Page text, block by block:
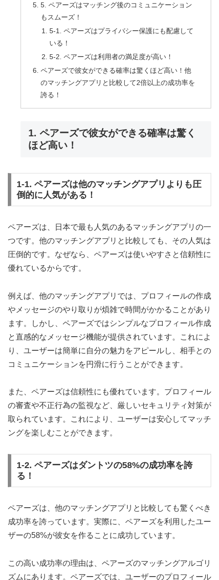
5. ペアーズはマッチング後のコミュニケーション
もスムーズ！
5-1. ペアーズはプライバシー保護にも配慮して
いる！
5-2. ペアーズは利用者の満足度が高い！
ペアーズで彼女ができる確率は驚くほど高い！他
のマッチングアプリと比較して2倍以上の成功率を
誇る！
1. ペアーズで彼女ができる確率は驚く
ほど高い！
1-1. ペアーズは他のマッチングアプリよりも圧
倒的に人気がある！
ペアーズは、日本で最も人気のあるマッチングアプリの一
つです。他のマッチングアプリと比較しても、その人気は
圧倒的です。なぜなら、ペアーズは使いやすさと信頼性に
優れているからです。
例えば、他のマッチングアプリでは、プロフィールの作成
やメッセージのやり取りが煩雑で時間がかかることがあり
ます。しかし、ペアーズではシンプルなプロフィール作成
と直感的なメッセージ機能が提供されています。これによ
り、ユーザーは簡単に自分の魅力をアピールし、相手との
コミュニケーションを円滑に行うことができます。
また、ペアーズは信頼性にも優れています。プロフィール
の審査や不正行為の監視など、厳しいセキュリティ対策が
取られています。これにより、ユーザーは安心してマッチ
ングを楽しむことができます。
1-2. ペアーズはダントツの58%の成功率を誇
る！
ペアーズは、他のマッチングアプリと比較しても驚くべき
成功率を誇っています。実際に、ペアーズを利用したユー
ザーの58%が彼女を作ることに成功しています。
この高い成功率の理由は、ペアーズのマッチングアルゴリ
ズムにあります。ペアーズでは、ユーザーのプロフィール